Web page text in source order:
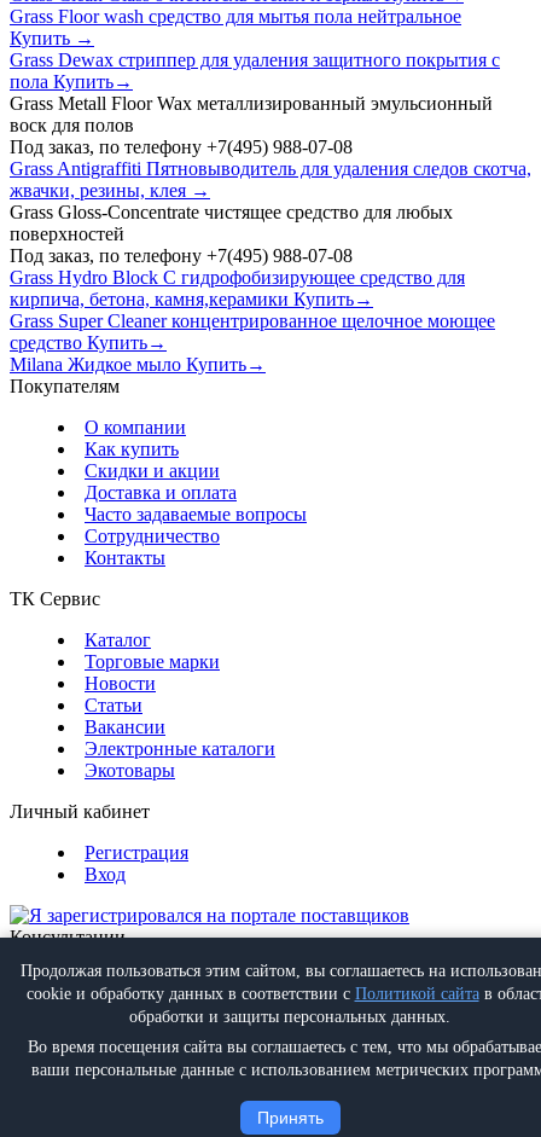
Grass Floor wash средство для мытья пола нейтральное
Купить →
Grass Dewax стриппер для удаления защитного покрытия с
пола Купить→
Grass Metall Floor Wax металлизированный эмульсионный
воск для полов
Под заказ, по телефону +7(495) 988-07-08
Grass Antigraffiti Пятновыводитель для удаления следов скотча,
жвачки, резины, клея →
Grass Gloss-Concentrate чистящее средство для любых
поверхностей
Под заказ, по телефону +7(495) 988-07-08
Grass Hydro Block C гидрофобизирующее средство для
кирпича, бетона, камня,керамики Купить→
Grass Super Cleaner концентрированное щелочное моющее
средство Купить→
Milana Жидкое мыло Купить→
Покупателям
О компании
Как купить
Скидки и акции
Доставка и оплата
Часто задаваемые вопросы
Сотрудничество
Контакты
ТК Сервис
Каталог
Торговые марки
Новости
Статьи
Вакансии
Электронные каталоги
Экотовары
Личный кабинет
Регистрация
Вход
Консультации
Позвонить +7 (495) 988-07-08
Написатьinfo@proff-comfort.ru
Политика конфиденциальности
Продолжая пользоваться этим сайтом, вы соглашаетесь на
cookie и обработку данных в соответствии с Политикой сайтав
обработки и защиты персональных данных.
Во время посещения сайта вы соглашаетесь с тем, что мы
ваши персональные данные с использованием метрических
Принять